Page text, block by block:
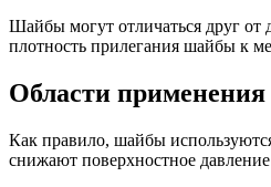
Шайбы могут отличаться друг от
плотность прилегания шайбы к
Области применения
Как правило, шайбы
снижают поверхностное